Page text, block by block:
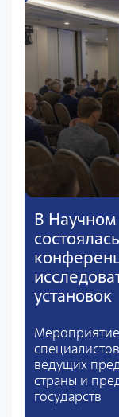
В Научном
установок
ведущих
страны и
государств